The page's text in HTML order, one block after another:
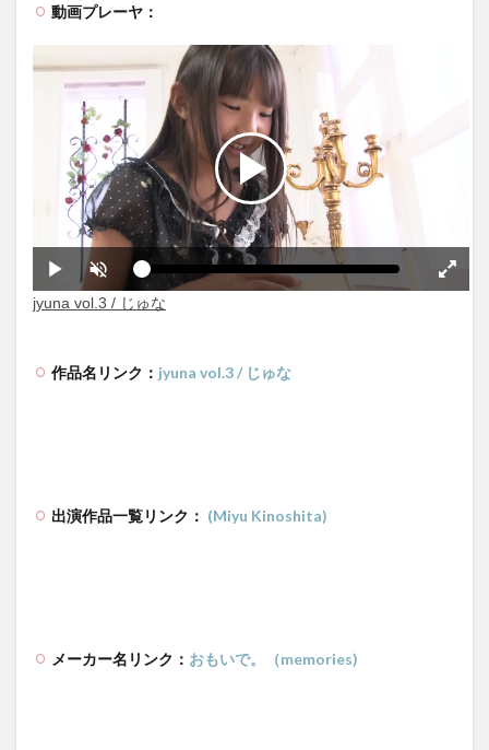
動画プレーヤ：
作品名リンク： jyuna vol.3 / じゅな
出演作品一覧リンク： (Miyu Kinoshita)
メーカー名リンク： おもいで。（memories)